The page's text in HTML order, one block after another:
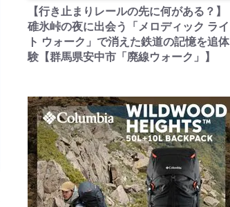
【行き止まりレールの先に何がある？】
碓氷峠の夜に出会う「メロディック ライ
ト ウォーク」で消えた鉄道の記憶を追体
験【群馬県安中市「廃線ウォーク」】